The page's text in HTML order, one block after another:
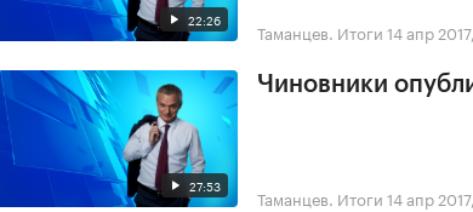
22:26 Таманцев. Итоги 14 апр
27:53
Чиновники
Таманцев. Итоги 14 апр